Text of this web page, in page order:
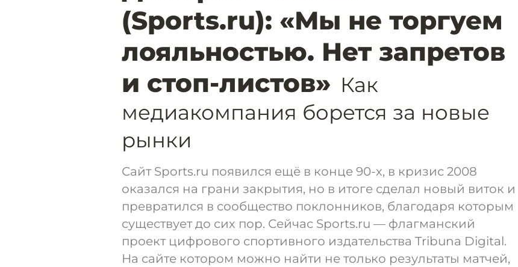
(Sports.ru): «Мы не торгуем
лояльностью. Нет запретов
и стоп-листов» Как
медиакомпания борется за новые
рынки
Сайт Sports.ru появился ещё в конце 90-х, в кризис 2008
оказался на грани закрытия, но в итоге сделал новый виток и
превратился в сообщество поклонников, благодаря которым
существует до сих пор. Сейчас Sports.ru — флагманский
проект цифрового спортивного издательства Tribuna Digital.
На сайте котором можно найти не только результаты матчей,